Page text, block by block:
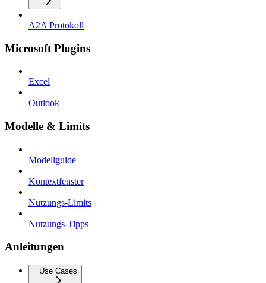
A2A Protokoll
Microsoft Plugins
Excel
Outlook
Modelle & Limits
Modellguide
Kontextfenster
Nutzungs-Limits
Nutzungs-Tipps
Anleitungen
Use Cases